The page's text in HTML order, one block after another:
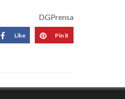
DGPrensa
Like Pin it